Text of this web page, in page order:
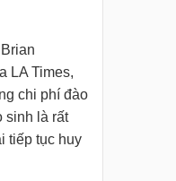
LA Times,
chi phí đào
sinh là rất
tiếp tục huy